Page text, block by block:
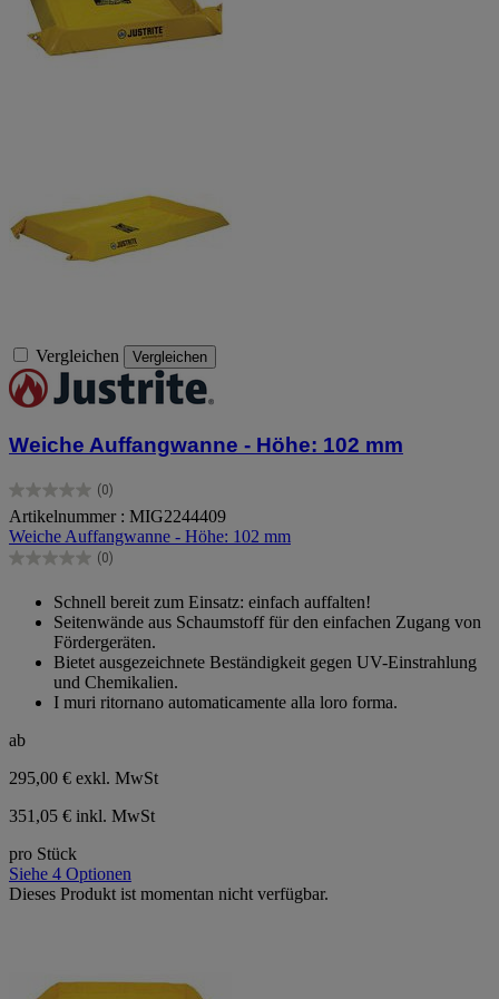
Vergleichen Vergleichen
Weiche Auffangwanne - Höhe: 102 mm
(0)
0.0
von
5
Sternen.
Artikelnummer : MIG2244409
Weiche Auffangwanne - Höhe: 102 mm
(0)
0.0
Sternen.
Schnell bereit zum Einsatz: einfach auffalten!
Seitenwände aus Schaumstoff für den einfachen Zugang von
Fördergeräten.
Bietet ausgezeichnete Beständigkeit gegen UV-Einstrahlung
und Chemikalien.
I muri ritornano automaticamente alla loro forma.
ab
295,00 € exkl. MwSt
351,05 € inkl. MwSt
pro Stück
Siehe 4 Optionen
Dieses Produkt ist momentan nicht verfügbar.